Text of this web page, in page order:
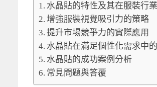
水晶貼的特性及其在服裝行
增強服裝視覺吸引力的策略
提升市場競爭力的實際應用
水晶貼在滿足個性化需求中
水晶貼的成功案例分析
常見問題與答覆